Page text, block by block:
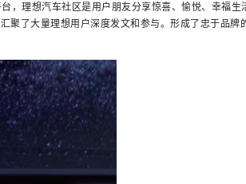
理想汽车社区是用户朋友分享惊喜、愉悦、幸福生
聚了大量理想用户深度发文和参与。形成了忠于品牌